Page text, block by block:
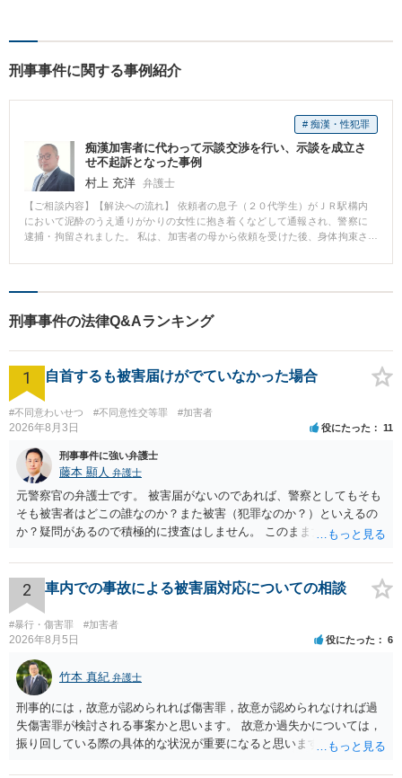
い、解決までの道筋を示しま
刑事事件に関する事例紹介
# 痴漢・性犯罪
痴漢加害者に代わって示談交渉を行い、示談を成立さ
せ不起訴となった事例
村上 充洋 弁護士
【ご相談内容】【解決への流れ】 依頼者の息子（２０代学生）がＪＲ駅構内
において泥酔のうえ通りがかりの女性に抱き着くなどして通報され、警察に
逮捕・拘留されました。 私は、加害者の母から依頼を受けた後、身体拘束さ
に検察官から被害者女性の連絡先を入手し示談交渉を開始しました。 示談交
刑事事件の法律Q&Aランキング
1 自首するも被害届けがでていなかった場合
#不同意わいせつ #不同意性交等罪 #加害者
2026年8月3日 役にたった 11
刑事事件に強い弁護士
藤本 顯人 弁護士
元警察官の弁護士です。 被害届がないのであれば、警察としてもそも
そも被害者はどこの誰なのか？また被害（犯罪なのか？）といえるの
か？疑問があるので積極的に捜査はしません。 このまま女性から警察
2 車内での事故による被害届対応についての相談
#暴行・傷害罪 #加害者
2026年8月5日 役にたった 6
竹本 真紀 弁護士
刑事的には，故意が認められれば傷害罪，故意が認められなければ過
失傷害罪が検討される事案かと思います。 故意か過失かについては，
振り回している際の具体的な状況が重要になると思います。 民事的に